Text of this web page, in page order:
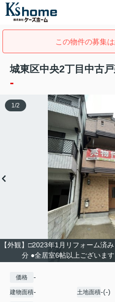
この物件の募集
城東区中央2丁目中古
-
【外観】□2023年1月リフォーム済
分 ●全居室6帖以上ございま
1/2
価格 -
建物面積- 土地面積-(-)